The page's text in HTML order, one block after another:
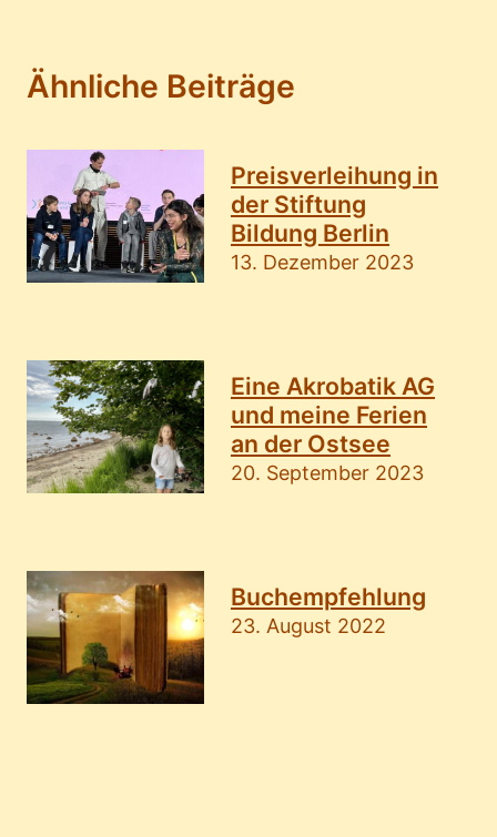
Ähnliche Beiträge
Preisverleihung in
der Stiftung
Bildung Berlin
13. Dezember 2023
Eine Akrobatik AG
und meine Ferien
an der Ostsee
20. September 2023
Buchempfehlung
23. August 2022